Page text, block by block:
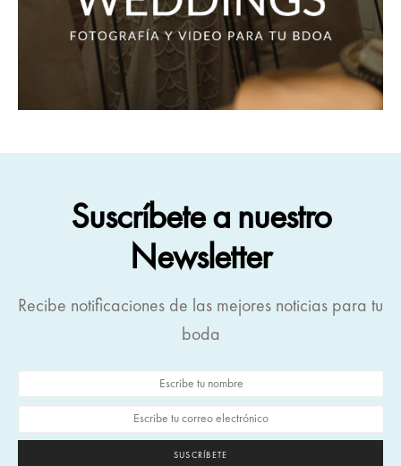
Suscríbete a nuestro
Newsletter
Recibe notificaciones de las mejores noticias para tu
boda
SUSCRÍBETE